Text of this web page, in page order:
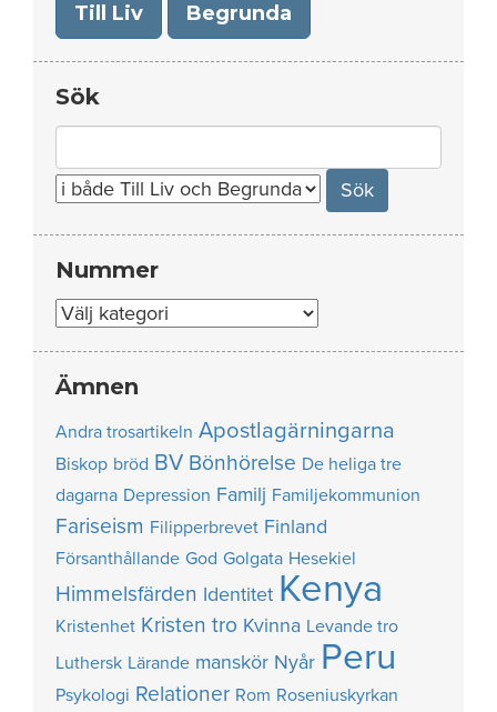
Till Liv Begrunda
Sök
for:
Nummer
Nummer
Ämnen
Andra trosartikeln Apostlagärningarna
Biskop bröd BV Bönhörelse De heliga tre
dagarna Depression Familj Familjekommunion
Fariseism Filipperbrevet Finland
Försanthållande God Golgata Hesekiel
Himmelsfärden Identitet Kenya
Kristenhet Kristen tro Kvinna Levande tro
Luthersk Lärande manskör Nyår Peru
Psykologi Relationer Rom Roseniuskyrkan